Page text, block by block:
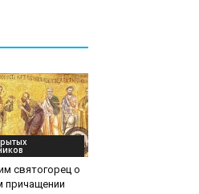
святогорец о
причащении